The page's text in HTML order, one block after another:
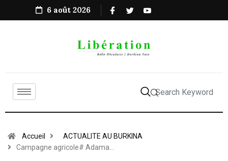
6 août 2026
Accueil
ACTUALITE AU BURKINA
Campagne agricole# Adama…